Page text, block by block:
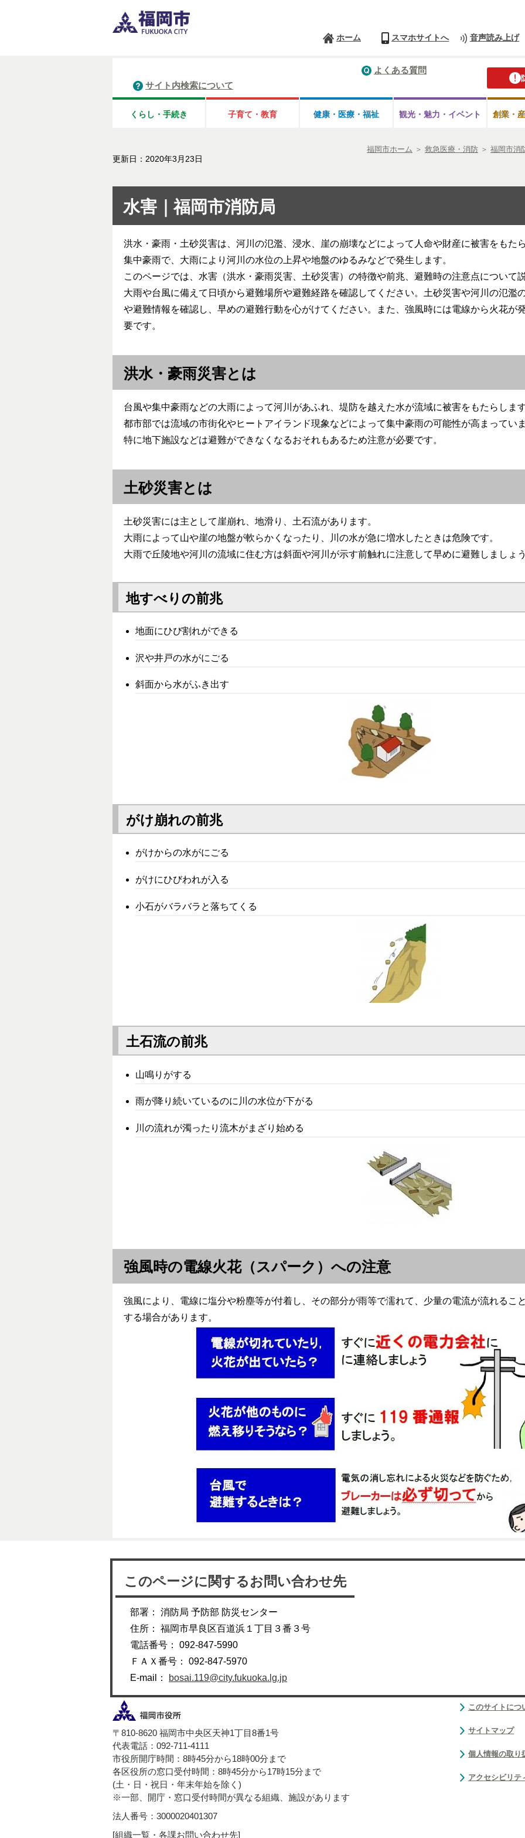
ホーム スマホサイトへ 音声読み上げ
よくある質問
サイト内検索について
くらし・手続き 子育て・教育 健康・医療・ 福祉 観光・魅力・ イベント 創業・
福岡市ホーム ＞ 救急医療・消防 ＞ 福岡市消
更新日：2020年3月23日
水害｜福岡市消防局
洪水・豪雨・土砂災害は、河川の氾濫、浸水、崖の崩壊などによって人命や財産に被害をもた
集中豪雨で、大雨により河川の水位の上昇や地盤のゆるみなどで発生します。
このページでは、水害（洪水・豪雨災害、土砂災害）の特徴や前兆、避難時の注意点について
大雨や台風に備えて日頃から避難場所や避難経路を確認してください。土砂災害や河川の氾濫
や避難情報を確認し、早めの避難行動を心がけてください。また、強風時には電線から火花が
要です。
洪水・豪雨災害とは
台風や集中豪雨などの大雨によって河川があふれ、堤防を越えた水が流域に被害をもたらしま
都市部では流域の市街化やヒートアイランド現象などによって集中豪雨の可能性が高まってい
特に地下施設などは避難ができなくなるおそれもあるため注意が必要です。
土砂災害とは
土砂災害には主として崖崩れ、地滑り、土石流があります。
大雨によって山や崖の地盤が軟らかくなったり、川の水が急に増水したときは危険です。
大雨で丘陵地や河川の流域に住む方は斜面や河川が示す前触れに注意して早めに避難しましょ
地すべりの前兆
地面にひび割れができる
沢や井戸の水がにごる
斜面から水がふき出す
がけ崩れの前兆
がけからの水がにごる
がけにひびわれが入る
小石がバラバラと落ちてくる
土石流の前兆
山鳴りがする
雨が降り続いているのに川の水位が下がる
川の流れが濁ったり流木がまざり始める
強風時の電線火花（スパーク）への注意
強風により、電線に塩分や粉塵等が付着し、その部分が雨等で濡れて、少量の電流が流れるこ
する場合があります。
このページに関するお問い合わせ先
部署： 消防局 予防部 防災センター
住所： 福岡市早良区百道浜１丁目３番３号
電話番号： 092-847-5990
ＦＡＸ番号： 092-847-5970
E-mail：
bosai.119@city.fukuoka.lg.jp
〒810-8620 福岡市中央区天神1丁目8番1号
代表電話：092-711-4111
市役所開庁時間：8時45分から18時00分まで
各区役所の窓口受付時間：8時45分から17時15分まで
(土・日・祝日・年末年始を除く)
※一部、開庁・窓口受付時間が異なる組織、施設があります
法人番号：3000020401307
[組織一覧・各課お問い合わせ先]
このサイトにつ
サイトマップ
個人情報の取り
アクセシビリテ